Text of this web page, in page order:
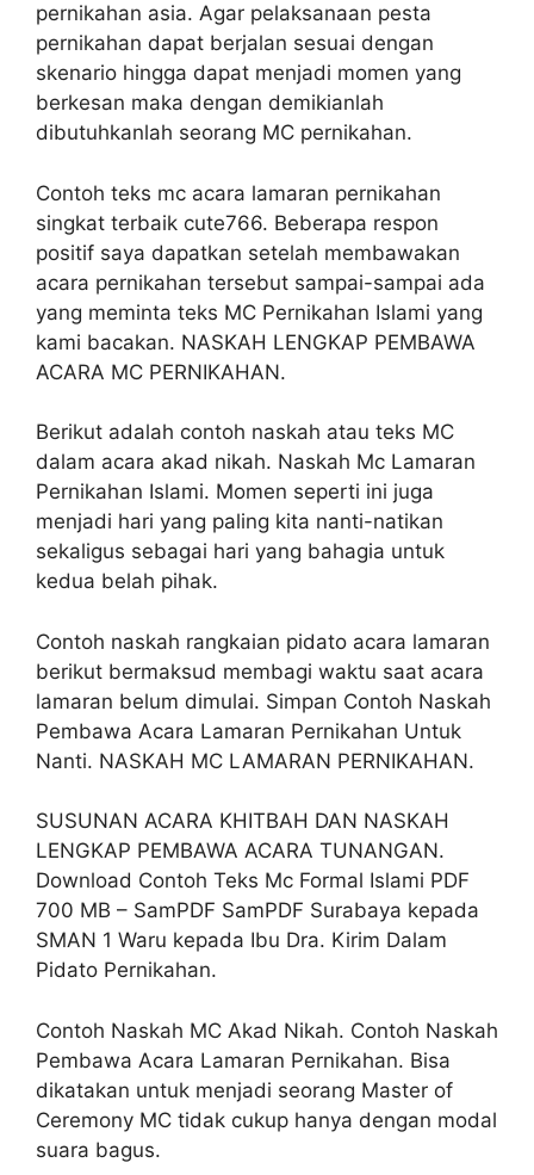
pernikahan asia. Agar pelaksanaan pesta
pernikahan dapat berjalan sesuai dengan
skenario hingga dapat menjadi momen yang
berkesan maka dengan demikianlah
dibutuhkanlah seorang MC pernikahan.
Contoh teks mc acara lamaran pernikahan
singkat terbaik cute766. Beberapa respon
positif saya dapatkan setelah membawakan
acara pernikahan tersebut sampai-sampai ada
yang meminta teks MC Pernikahan Islami yang
kami bacakan. NASKAH LENGKAP PEMBAWA
ACARA MC PERNIKAHAN.
Berikut adalah contoh naskah atau teks MC
dalam acara akad nikah. Naskah Mc Lamaran
Pernikahan Islami. Momen seperti ini juga
menjadi hari yang paling kita nanti-natikan
sekaligus sebagai hari yang bahagia untuk
kedua belah pihak.
Contoh naskah rangkaian pidato acara lamaran
berikut bermaksud membagi waktu saat acara
lamaran belum dimulai. Simpan Contoh Naskah
Pembawa Acara Lamaran Pernikahan Untuk
Nanti. NASKAH MC LAMARAN PERNIKAHAN.
SUSUNAN ACARA KHITBAH DAN NASKAH
LENGKAP PEMBAWA ACARA TUNANGAN.
Download Contoh Teks Mc Formal Islami PDF
700 MB – SamPDF SamPDF Surabaya kepada
SMAN 1 Waru kepada Ibu Dra. Kirim Dalam
Pidato Pernikahan.
Contoh Naskah MC Akad Nikah. Contoh Naskah
Pembawa Acara Lamaran Pernikahan. Bisa
dikatakan untuk menjadi seorang Master of
Ceremony MC tidak cukup hanya dengan modal
suara bagus.